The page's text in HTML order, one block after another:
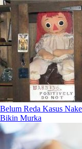
Belum Reda Kasus
Bikin Murka